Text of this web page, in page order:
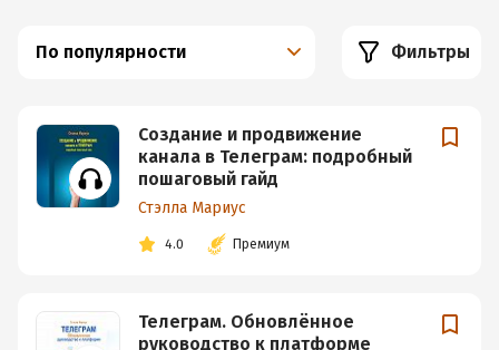
По популярности Фильтры
Создание и продвижение
канала в Телеграм: подробный
пошаговый гайд
Стэлла Мариус
4.0 Премиум
Телеграм. Обновлённое
руководство к платформе